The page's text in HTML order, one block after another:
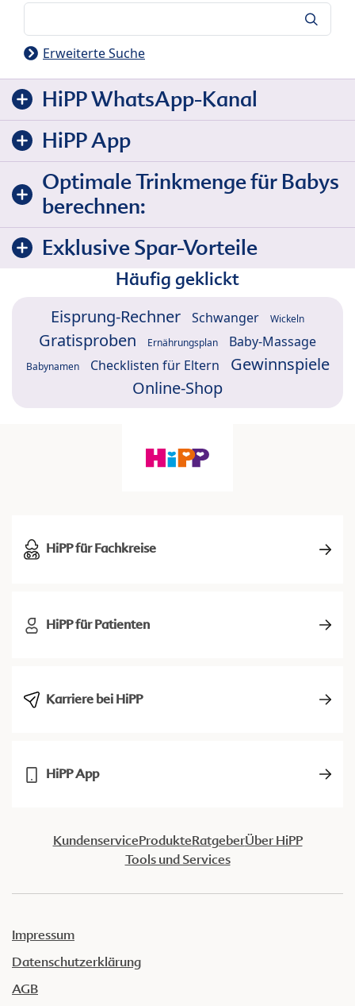
Erweiterte Suche
HiPP WhatsApp-Kanal
HiPP App
Optimale Trinkmenge für Babys
berechnen:
Exklusive Spar-Vorteile
Häufig geklickt
Eisprung-Rechner Schwanger Wickeln
Gratisproben Ernährungsplan Baby-Massage
Babynamen Checklisten für Eltern
Gewinnspiele
Online-Shop
HiPP für Fachkreise
HiPP für Patienten
Karriere bei HiPP
HiPP App
KundenserviceProdukteRatgeberÜber HiPP
Tools und Services
Impressum
Datenschutzerklärung
AGB